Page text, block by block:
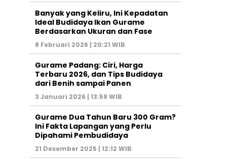
Banyak yang Keliru, Ini Kepadatan
Ideal Budidaya Ikan Gurame
Berdasarkan Ukuran dan Fase
8 Februari 2026 | 20:21 WIB
Gurame Padang: Ciri, Harga
Terbaru 2026, dan Tips Budidaya
dari Benih sampai Panen
3 Januari 2026 | 13:59 WIB
Gurame Dua Tahun Baru 300 Gram?
Ini Fakta Lapangan yang Perlu
Dipahami Pembudidaya
21 Desember 2025 | 12:12 WIB